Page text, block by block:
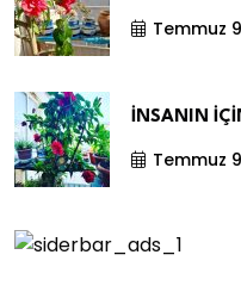
Temmuz
İNSANIN
Temmuz